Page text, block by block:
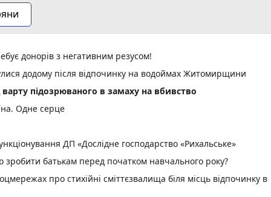
донорів з негативним резусом!
додому після відпочинку на водоймах Житомирщини
варту підозрюваного в замаху на вбивство
Одне серце
ДП «Дослідне господарство «Рихальське»
батькам перед початком навчального року?
про стихійні сміттєзвалища біля місць відпочинку в